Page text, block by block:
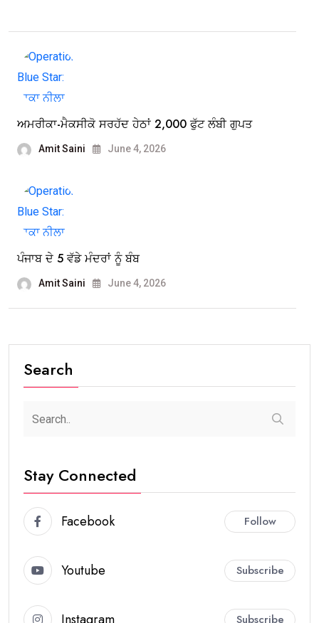
ਅਮਰੀਕਾ-ਮੈਕਸੀਕੋ ਸਰਹੱਦ ਹੇਠਾਂ 2,000 ਫੁੱਟ ਲੰਬੀ ਗੁਪਤ
Amit Saini June 4, 2026
ਪੰਜਾਬ ਦੇ 5 ਵੱਡੇ ਮੰਦਰਾਂ ਨੂੰ ਬੰਬ
Amit Saini June 4, 2026
Search
Stay Connected
Facebook Follow
Youtube Subscribe
Subscribe